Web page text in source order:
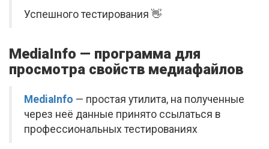
Успешного тестирования 👋
MediaInfo — программа для
просмотра свойств медиафайлов
MediaInfo — простая утилита, на полученные
через неё данные принято ссылаться в
профессиональных тестированиях